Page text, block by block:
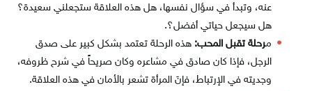
عنه، وتبدأ في سؤال نفسها، هل هذه العلاقة ستجعلني سعيدة؟
هل سيجعل حياتي أفضل؟.
مرحلة تقبل المحب: هذه الرحلة تعتمد بشكل كبير على صدق
الرجل، فإذا كان صادق في مشاعره وكان صريحاً في شرح ظروفه،
وجديته في الإرتباط، فإنَ المرأة تشعر بالأمان في هذه العلاقة.